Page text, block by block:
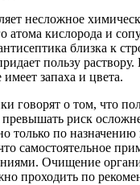
несложное
атома кислорода и
близка к
пользу раствору.
запаха и цвета.
говорят о том, что
риск
только по назначению
самостоятельное
Очищение
проходить по